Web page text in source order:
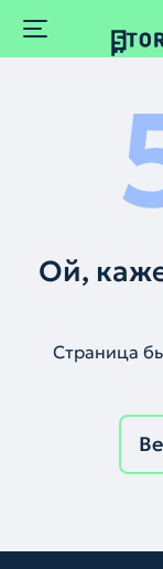
Ой,
Страница